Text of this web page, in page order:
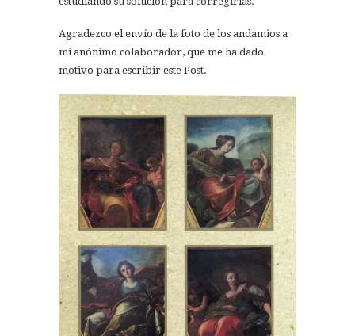
Agradezco el envío de la foto de los andamios a
mi anónimo colaborador, que me ha dado
motivo para escribir este Post.